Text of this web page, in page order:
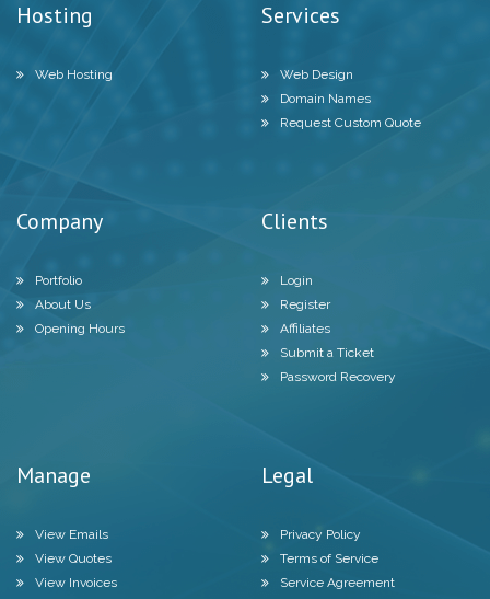
Hosting
Web Hosting
Services
Web Design
Domain Names
Request Custom Quote
Company
Portfolio
About Us
Opening Hours
Clients
Login
Register
Affiliates
Submit a Ticket
Password Recovery
Manage
View Emails
View Quotes
View Invoices
Legal
Privacy Policy
Terms of Service
Service Agreement